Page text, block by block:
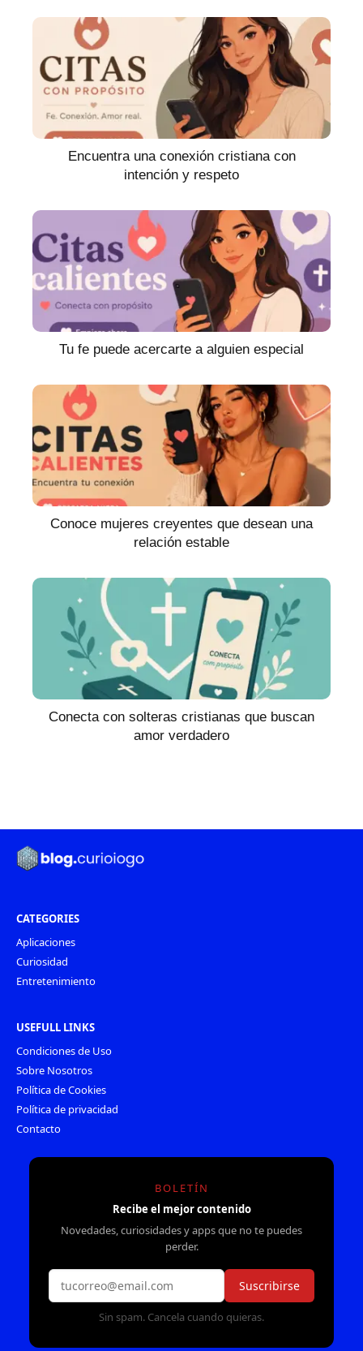
Encuentra una conexión cristiana con
intención y respeto
Tu fe puede acercarte a alguien especial
Conoce mujeres creyentes que desean una
relación estable
Conecta con solteras cristianas que buscan
amor verdadero
CATEGORIES
Aplicaciones
Curiosidad
Entretenimiento
USEFULL LINKS
Condiciones de Uso
Sobre Nosotros
Política de Cookies
Política de privacidad
Contacto
BOLETÍN
Recibe el mejor contenido
Novedades, curiosidades y apps que no te puedes
perder.
Suscribirse
Sin spam. Cancela cuando quieras.